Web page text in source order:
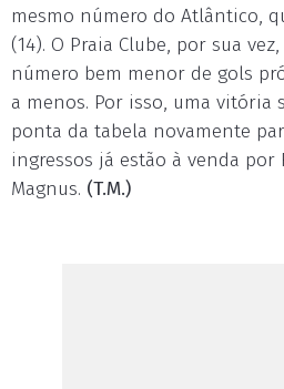
mesmo número do Atlântico,
(14). O Praia Clube, por sua
número bem menor de gols
a menos. Por isso, uma vitória
ponta da tabela novamente
ingressos já estão à venda por
Magnus. (T.M.)